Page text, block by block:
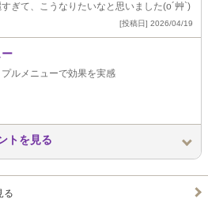
ぎて、こうなりたいなと思いました(o´艸`)
[投稿日] 2026/04/19
ルメニューで効果を実感
トを見る
る